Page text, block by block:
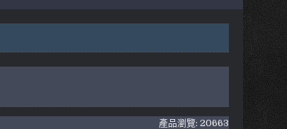
產品瀏覽: 20663